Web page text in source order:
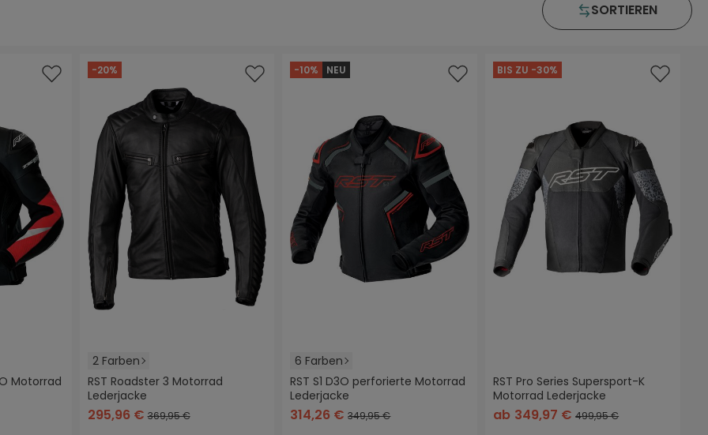
SORTIEREN
Motorrad
-20%
2 Farben
schwarz
RST Roadster 3 Motorrad
Lederjacke
295,96 €369,95 €
-10% NEU
6 Farben
schwarz
RST S1 D3O perforierte Motorrad
Lederjacke
314,26 €349,95 €
BIS ZU -30%
RST Pro Series Supersport-K
Motorrad Lederjacke
ab 349,97 €499,95 €